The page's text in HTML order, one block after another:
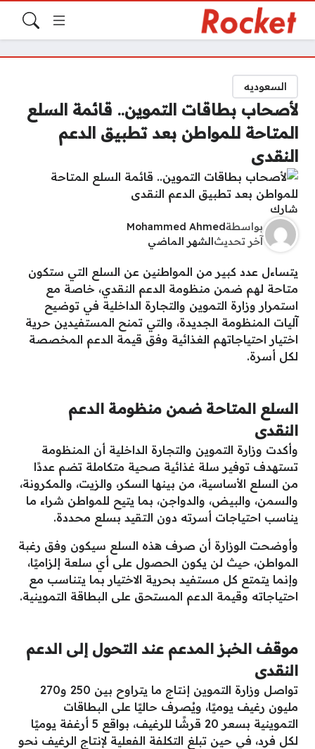
السعوديه
لأصحاب بطاقات التموين.. قائمة السلع
المتاحة للمواطن بعد تطبيق الدعم
النقدى
شارك
بواسطةMohammed Ahmed
آخر تحديثالشهر الماضي
يتساءل عدد كبير من المواطنين عن السلع التي ستكون
متاحة لهم ضمن منظومة الدعم النقدي، خاصة مع
استمرار وزارة التموين والتجارة الداخلية في توضيح
آليات المنظومة الجديدة، والتي تمنح المستفيدين حرية
اختيار احتياجاتهم الغذائية وفق قيمة الدعم المخصصة
لكل أسرة.
السلع المتاحة ضمن منظومة الدعم
النقدى
وأكدت وزارة التموين والتجارة الداخلية أن المنظومة
تستهدف توفير سلة غذائية صحية متكاملة تضم عددًا
من السلع الأساسية، من بينها السكر، والزيت، والمكرونة،
والسمن، والبيض، والدواجن، بما يتيح للمواطن شراء ما
يناسب احتياجات أسرته دون التقيد بسلع محددة.
وأوضحت الوزارة أن صرف هذه السلع سيكون وفق رغبة
المواطن، حيث لن يكون الحصول على أي سلعة إلزاميًا،
وإنما يتمتع كل مستفيد بحرية الاختيار بما يتناسب مع
احتياجاته وقيمة الدعم المستحق على البطاقة التموينية.
موقف الخبز المدعم عند التحول إلى الدعم
النقدى
تواصل وزارة التموين إنتاج ما يتراوح بين 250 و270
مليون رغيف يوميًا، ويُصرف حاليًا على البطاقات
التموينية بسعر 20 قرشًا للرغيف، بواقع 5 أرغفة يوميًا
لكل فرد، في حين تبلغ التكلفة الفعلية لإنتاج الرغيف نحو